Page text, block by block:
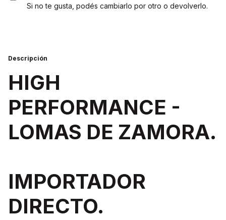
Si no te gusta, podés cambiarlo por otro o devolverlo.
Descripción
HIGH
PERFORMANCE -
LOMAS DE ZAMORA.
IMPORTADOR
DIRECTO.